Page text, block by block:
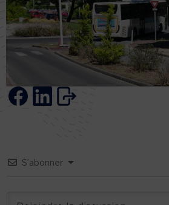
S’abonner